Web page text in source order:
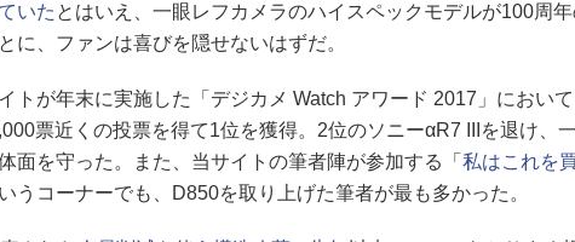
いた とはいえ、一眼レフカメラのハイスペックモデルが100周
に、ファンは喜びを隠せないはずだ。
トが年末に実施した「デジカメ Watch アワード 2017」において
票近くの投票を得て1位を獲得。2位のソニーαR7 IIIを退け、
面を守った。また、当サイトの筆者陣が参加する「 私はこれを
うコーナーでも、D850を取り上げた筆者が最も多かった。